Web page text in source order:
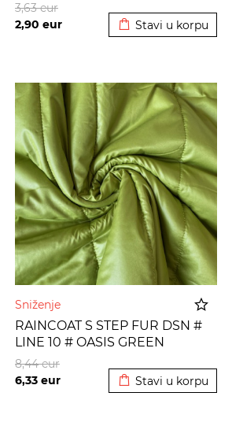
2,90 eur
3,63eur
Stavi u korpu
Sniženje
RAINCOAT S STEP FUR DSN #
LINE 10 # OASIS GREEN
6,33 eur
8,44eur
Stavi u korpu